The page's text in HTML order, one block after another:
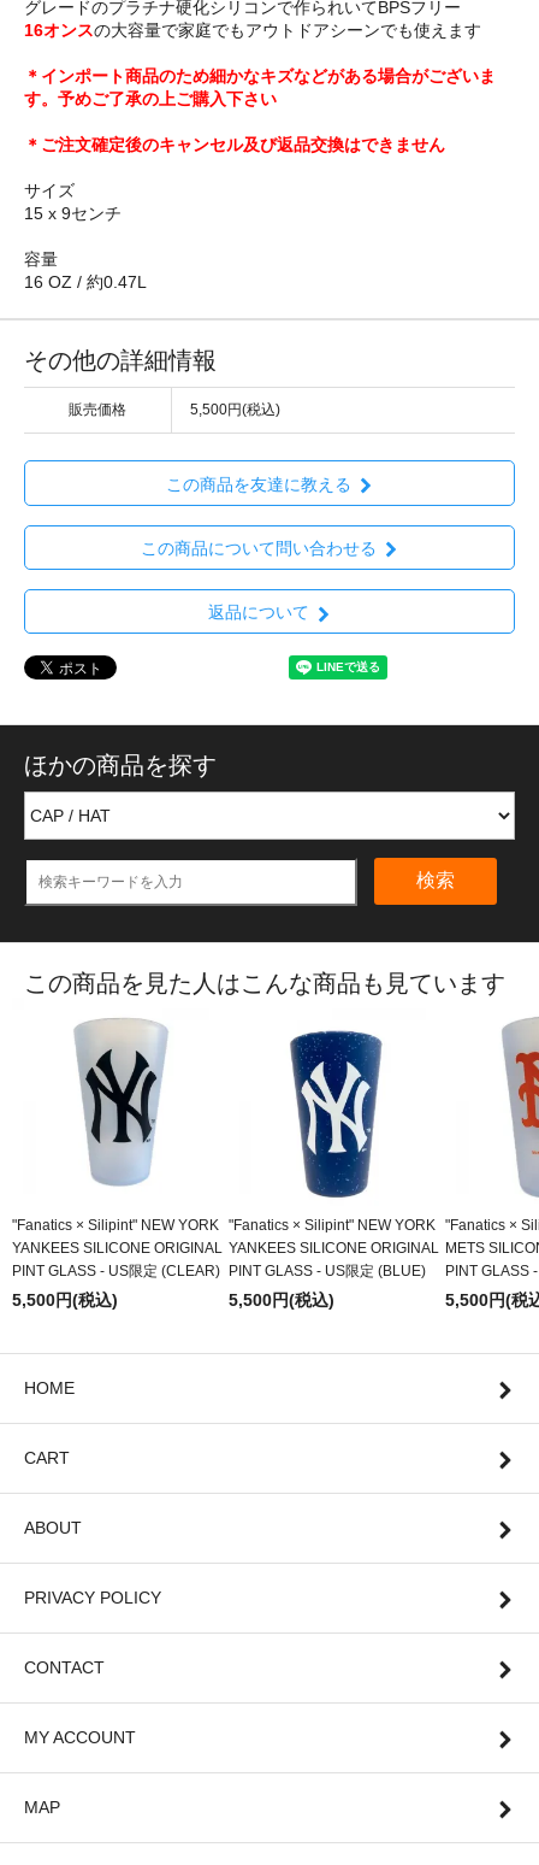
グレードのプラチナ硬化シリコンで作られいてBPSフリー
16オンスの大容量で家庭でもアウトドアシーンでも使えます
＊インポート商品のため細かなキズなどがある場合がございま
す。予めご了承の上ご購入下さい
＊ご注文確定後のキャンセル及び返品交換はできません
サイズ
15 x 9センチ
容量
16 OZ / 約0.47L
その他の詳細情報
販売価格 5,500円(税込)
この商品を友達に教える
この商品について問い合わせる
返品について
ほかの商品を探す
検索
この商品を見た人はこんな商品も見ています
"Fanatics × Silipint" NEW YORK
YANKEES SILICONE ORIGINAL
PINT GLASS - US限定 (CLEAR)
5,500円(税込)
"Fanatics × Silipint" NEW YORK
YANKEES SILICONE ORIGINAL
PINT GLASS - US限定 (BLUE)
5,500円(税込)
"Fanatics ×
METS
PINT GLASS
5,500円(税
HOME
CART
ABOUT
PRIVACY POLICY
CONTACT
MY ACCOUNT
MAP